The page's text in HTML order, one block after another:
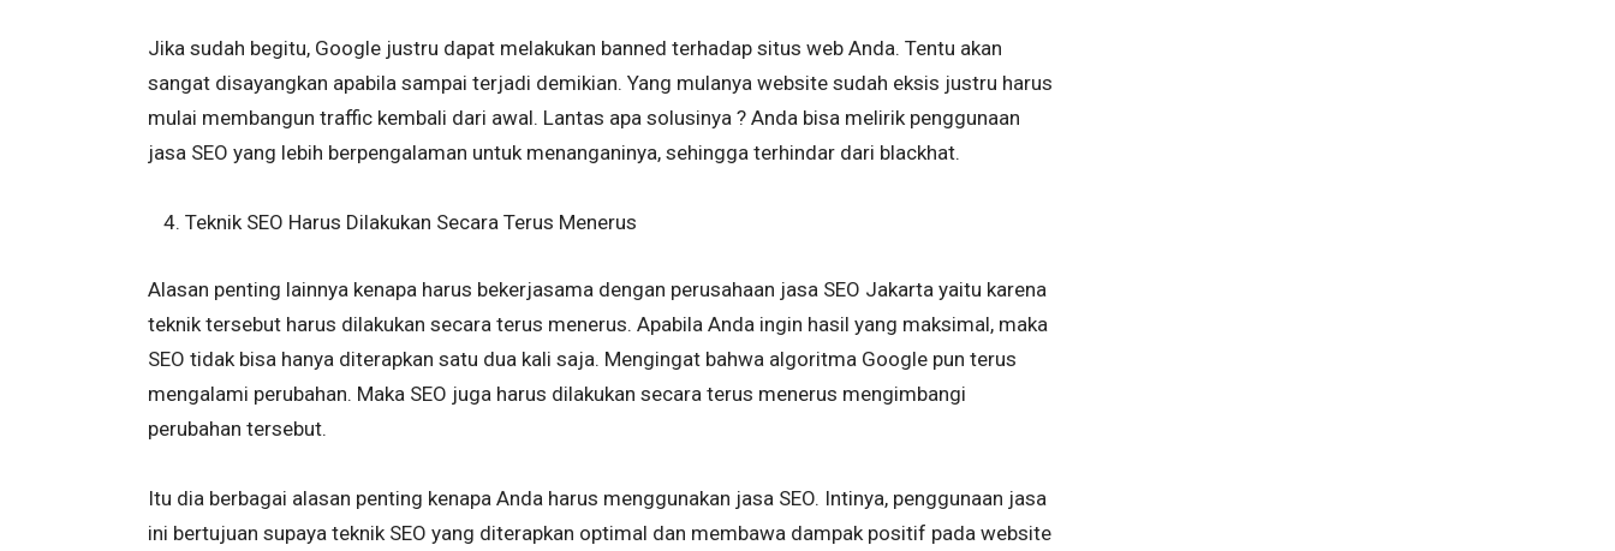
Jika sudah begitu, Google justru dapat melakukan banned terhadap situs web Anda. Tentu akan
sangat disayangkan apabila sampai terjadi demikian. Yang mulanya website sudah eksis justru harus
mulai membangun traffic kembali dari awal. Lantas apa solusinya ? Anda bisa melirik penggunaan
jasa SEO yang lebih berpengalaman untuk menanganinya, sehingga terhindar dari blackhat.
Teknik SEO Harus Dilakukan Secara Terus Menerus
Alasan penting lainnya kenapa harus bekerjasama dengan perusahaan jasa SEO Jakarta yaitu karena
teknik tersebut harus dilakukan secara terus menerus. Apabila Anda ingin hasil yang maksimal, maka
SEO tidak bisa hanya diterapkan satu dua kali saja. Mengingat bahwa algoritma Google pun terus
mengalami perubahan. Maka SEO juga harus dilakukan secara terus menerus mengimbangi
perubahan tersebut.
Itu dia berbagai alasan penting kenapa Anda harus menggunakan jasa SEO. Intinya, penggunaan jasa
ini bertujuan supaya teknik SEO yang diterapkan optimal dan membawa dampak positif pada website